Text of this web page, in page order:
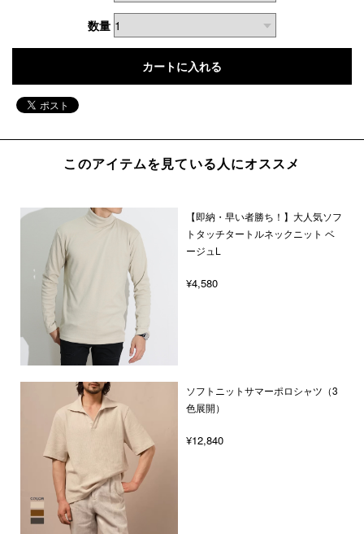
数量
このアイテムを見ている人にオススメ
【即納・早い者勝ち！】大人気ソフ
トタッチタートルネックニット ベ
ージュL
¥4,580
ソフトニットサマーポロシャツ（3
色展開）
¥12,840